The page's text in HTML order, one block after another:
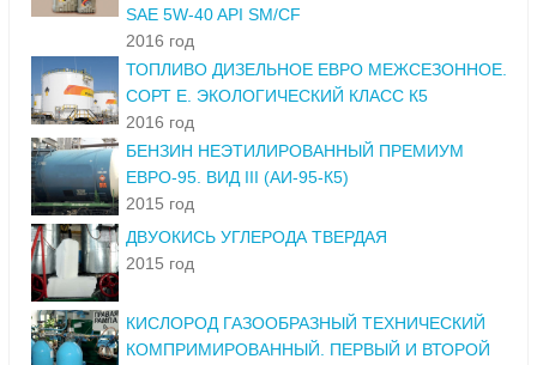
SAE 5W-40 API SM/CF
2016 год
ТОПЛИВО ДИЗЕЛЬНОЕ ЕВРО МЕЖСЕЗОННОЕ.
СОРТ Е. ЭКОЛОГИЧЕСКИЙ КЛАСС К5
2016 год
БЕНЗИН НЕЭТИЛИРОВАННЫЙ ПРЕМИУМ
ЕВРО-95. ВИД III (АИ-95-К5)
2015 год
ДВУОКИСЬ УГЛЕРОДА ТВЕРДАЯ
2015 год
КИСЛОРОД ГАЗООБРАЗНЫЙ ТЕХНИЧЕСКИЙ
КОМПРИМИРОВАННЫЙ. ПЕРВЫЙ И ВТОРОЙ